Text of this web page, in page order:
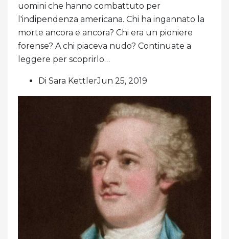
uomini che hanno combattuto per
l'indipendenza americana. Chi ha ingannato la
morte ancora e ancora? Chi era un pioniere
forense? A chi piaceva nudo? Continuate a
leggere per scoprirlo…
Di Sara KettlerJun 25, 2019